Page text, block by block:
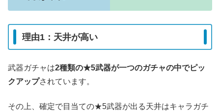
理由1：天井が高い
武器ガチャは2種類の★5武器が一つのガチャの中でピッ
クアップされています。
その上、確定で目当ての★5武器が出る天井はキャラガチ